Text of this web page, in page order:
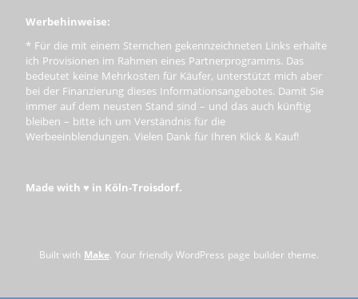
Werbehinweise:
* Für die mit einem Sternchen gekennzeichneten Links erhalte
ich Provisionen im Rahmen eines Partnerprogramms. Das
bedeutet keine Mehrkosten für Käufer, unterstützt mich aber
bei der Finanzierung dieses Informationsangebotes. Damit Sie
immer auf dem neusten Stand sind – und das auch künftig
bleiben – bitte ich um Verständnis für die
Werbeeinblendungen. Vielen Dank für Ihren Klick & Kauf!
Made with ♥ in Köln-Troisdorf.
Built with Make. Your friendly WordPress page builder theme.